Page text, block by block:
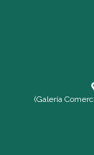
(Galería